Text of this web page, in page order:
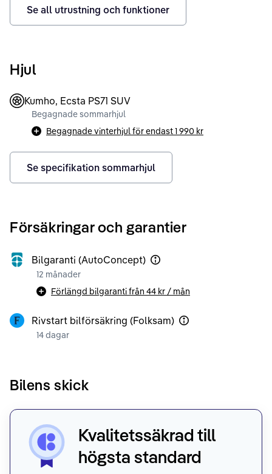
Se all utrustning och funktioner
Hjul
Kumho, Ecsta PS71 SUV
Begagnade sommarhjul
Begagnade vinterhjul för endast1 990 kr
Se specifikation sommarhjul
Försäkringar och garantier
Bilgaranti (AutoConcept)
12 månader
Förlängd bilgaranti från 44 kr / mån
Rivstart bilförsäkring (Folksam)
14 dagar
Bilens skick
Kvalitetssäkrad till
högsta standard